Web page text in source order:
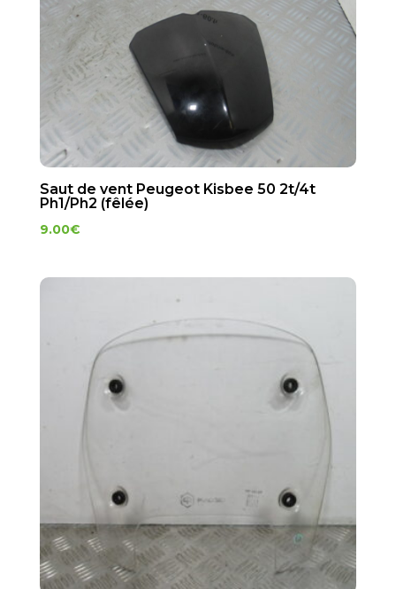
Saut de vent Peugeot Kisbee 50 2t/4t
Ph1/Ph2 (fêlée)
9.00€